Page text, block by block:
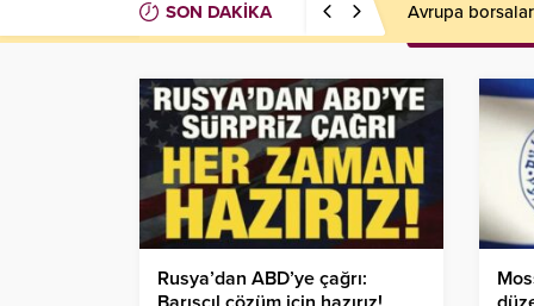
SON DAKİKA Avrupa
Rusya’dan ABD’ye çağrı: